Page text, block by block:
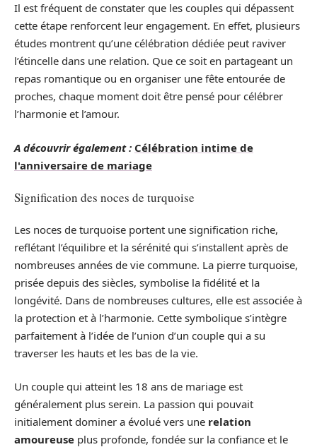
Il est fréquent de constater que les couples qui dépassent
cette étape renforcent leur engagement. En effet, plusieurs
études montrent qu’une célébration dédiée peut raviver
l’étincelle dans une relation. Que ce soit en partageant un
repas romantique ou en organiser une fête entourée de
proches, chaque moment doit être pensé pour célébrer
l’harmonie et l’amour.
A découvrir également : Célébration intime de
l'anniversaire de mariage
Signification des noces de turquoise
Les noces de turquoise portent une signification riche,
reflétant l’équilibre et la sérénité qui s’installent après de
nombreuses années de vie commune. La pierre turquoise,
prisée depuis des siècles, symbolise la fidélité et la
longévité. Dans de nombreuses cultures, elle est associée à
la protection et à l’harmonie. Cette symbolique s’intègre
parfaitement à l’idée de l’union d’un couple qui a su
traverser les hauts et les bas de la vie.
Un couple qui atteint les 18 ans de mariage est
généralement plus serein. La passion qui pouvait
initialement dominer a évolué vers une relation
amoureuse plus profonde, fondée sur la confiance et le